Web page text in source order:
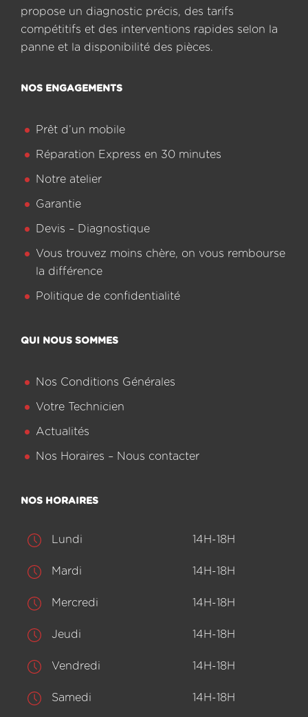
propose un diagnostic précis, des tarifs
compétitifs et des interventions rapides selon la
panne et la disponibilité des pièces.
NOS ENGAGEMENTS
Prêt d’un mobile
Réparation Express en 30 minutes
Notre atelier
Garantie
Devis – Diagnostique
Vous trouvez moins chère, on vous rembourse
la différence
Politique de confidentialité
QUI NOUS SOMMES
Nos Conditions Générales
Votre Technicien
Actualités
Nos Horaires – Nous contacter
NOS HORAIRES
Lundi 14H-18H
Mardi 14H-18H
Mercredi 14H-18H
Jeudi 14H-18H
Vendredi 14H-18H
Samedi 14H-18H